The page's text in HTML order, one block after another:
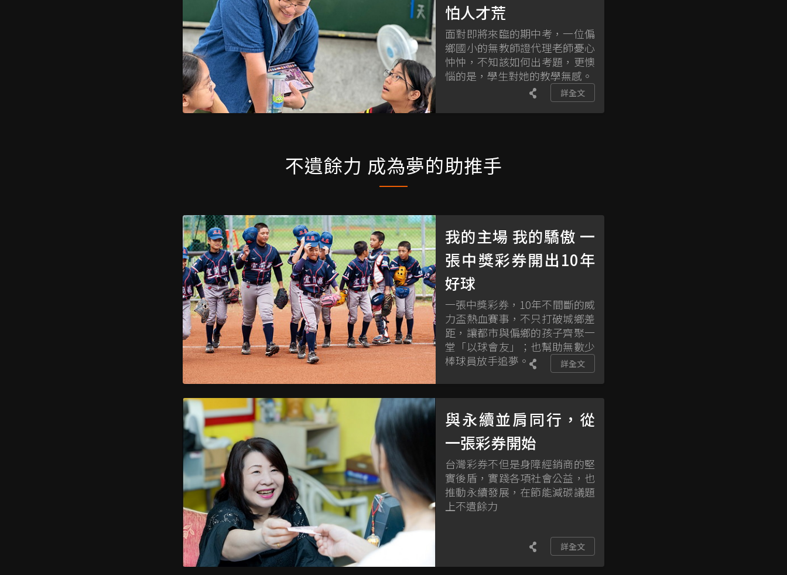
怕人才荒
面對即將來臨的期中考，一位偏
鄉國小的無教師證代理老師憂心
忡忡，不知該如何出考題，更懊
惱的是，學生對她的教學無感。
詳全文
不遺餘力 成為夢的助推手
我的主場 我的驕傲 一
張中獎彩券開出10年
好球
一張中獎彩券，10年不間斷的威
力盃熱血賽事，不只打破城鄉差
距，讓都市與偏鄉的孩子齊聚一
堂「以球會友」；也幫助無數少
棒球員放手追夢。
詳全文
與永續並肩同行，從
一張彩券開始
台灣彩券不但是身障經銷商的堅
實後盾，實踐各項社會公益，也
推動永續發展，在節能減碳議題
上不遺餘力
詳全文